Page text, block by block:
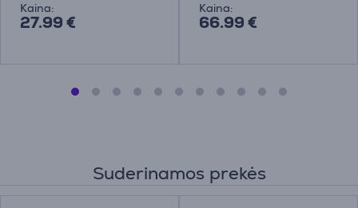
Kaina:
27.99 €
Kaina:
66.99 €
Suderinamos prekės